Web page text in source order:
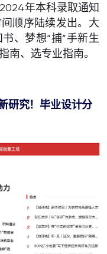
年本科录取通知
顺序陆续发出。大
、梦想“捕”手新生
南、选专业指南。
研究！毕业设计分